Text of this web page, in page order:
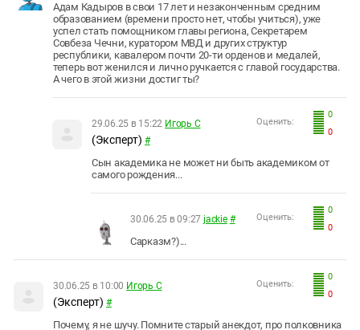
Адам Кадыров в свои 17 лет и незаконченным средним
образованием (времени просто нет, чтобы учиться), уже
успел стать помощником главы региона, Секретарем
Совбеза Чечни, куратором МВД и других структур
республики, кавалером почти 20-ти орденов и медалей,
теперь вот женился и лично ручкается с главой государства.
А чего в этой жизни достиг ты?
0
0
Оценить:
29.06.25 в 15:22 Игорь С
(Эксперт) #
Сын академика не может ни быть академиком от
самого рождения...
0
0
Оценить:
30.06.25 в 09:27 jackie #
Сарказм?)...
0
0
Оценить:
30.06.25 в 10:00 Игорь С
(Эксперт) #
Почему, я не шучу. Помните старый анекдот, про полковника